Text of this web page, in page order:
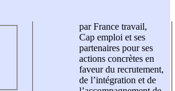
par France travail,
Cap emploi et ses
partenaires pour ses
actions concrètes en
faveur du recrutement,
de l’intégration et de